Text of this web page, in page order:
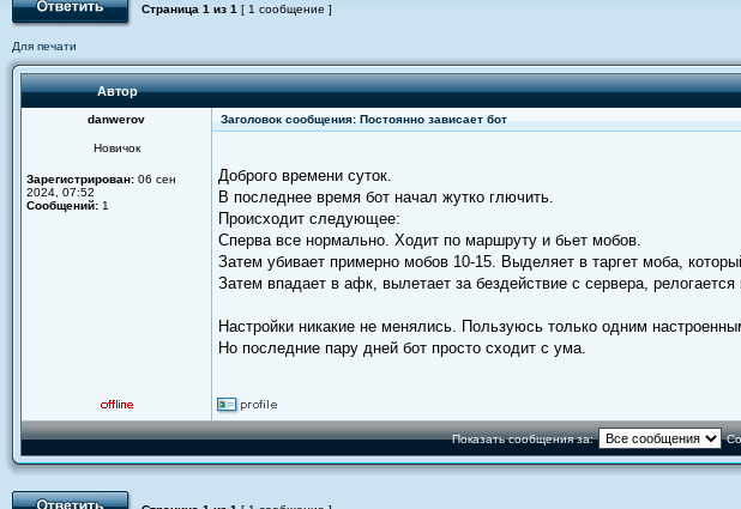
Страница 1 из 1 [ 1 сообщение ]
Для печати
Автор
danwerov Заголовок сообщения: Постоянно зависает бот
Новичок
Зарегистрирован: 06 сен
2024, 07:52
Сообщений: 1
Доброго времени суток.
В последнее время бот начал жутко глючить.
Происходит следующее:
Сперва все нормально. Ходит по маршруту и бьет мобов.
Затем убивает примерно мобов 10-15. Выделяет в таргет моба,
Затем впадает в афк, вылетает за бездействие с сервера,
Настройки никакие не менялись. Пользуюсь только одним
Но последние пару дней бот просто сходит с ума.
Показать сообщения за: